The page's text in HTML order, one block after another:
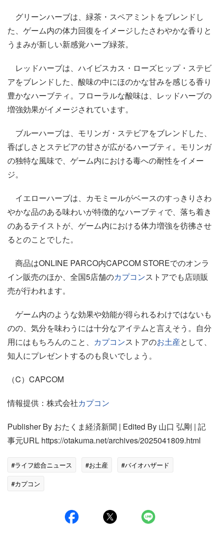
グリーンハーブは、緑茶・スペアミントをブレンドし
た、ゲーム内の体力回復をイメージしたさわやかな香りと
うまみが新しい新感覚ハーブ緑茶。
レッドハーブは、ハイビスカス・ローズヒップ・ステビ
アをブレンドした、酸味の中にほのかな甘みを感じる香り
豊かなハーブティ。フローラルな酸味は、レッドハーブの
増強効果がイメージされています。
ブルーハーブは、モリンガ・ステビアをブレンドした、
香ばしさとステビアの甘さが広がるハーブティ。モリンガ
の独特な風味で、ゲーム内における毒への耐性をイメー
ジ。
イエローハーブは、カモミールがベースのすっきりさわ
やかな品のある味わいが特徴的なハーブティで、落ち着き
のあるテイストが、ゲーム内における体力増強を彷彿させ
るとのことでした。
商品はONLINE PARCO内CAPCOM STOREでのオンラ
イン販売のほか、全国5店舗のカプコンストアでも店頭販
売が行われます。
ゲーム内のような効果や効能が得られるわけではないも
のの、気分を味わうには十分なアイテムと言えそう。自分
用にはもちろんのこと、 カプコンストアのお土産として、
知人にプレゼントするのも良いでしょう。
（C）CAPCOM
情報提供：株式会社カプコン
Publisher By おたくま経済新聞 | Edited By 山口 弘剛‌ | 記
事元URL https://otakuma.net/archives/2025041809.html
#ライフ総合ニュース #お土産
#バイオハザード
#カプコン